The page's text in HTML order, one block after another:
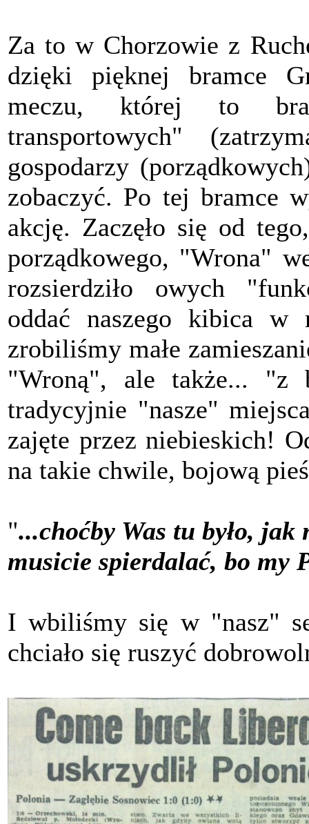
Za to w Chorzowie z
dzięki pięknej bramce
meczu, której to
transportowych"
gospodarzy
zobaczyć. Po tej bramce
akcję. Zaczęło się od
porządkowego, "Wrona"
rozsierdziło owych
oddać naszego kibica
zrobiliśmy małe
"Wroną", ale także... "z
tradycyjnie "nasze"
zajęte przez niebieskich!
na takie chwile, bojową
"...choćby Was tu było,
musicie spierdalać, bo my
I wbiliśmy się w "nasz"
chciało się ruszyć